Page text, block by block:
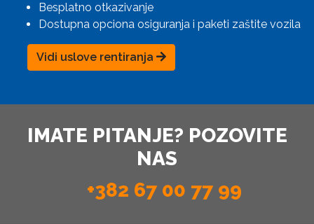
Besplatno otkazivanje
Dostupna opciona osiguranja i paketi zaštite vozila
Vidi uslove rentiranja
IMATE PITANJE? POZOVITE
NAS
+382 67 00 77 99